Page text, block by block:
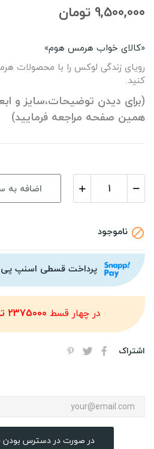
9,500,000 تومان
«کالای خواب هرمس هوم»
رویای زندگی لوکس را با محصولات
کنید.
(برای دیدن توضیحات،سایز و
همین صفحه مراجعه فرمایید)
اضافه به
 ناموجود
پرداخت قسطی اسنپ پی
در چهار قسط 2375000 تومان
اشتراک
در صورت در دسترس بودن